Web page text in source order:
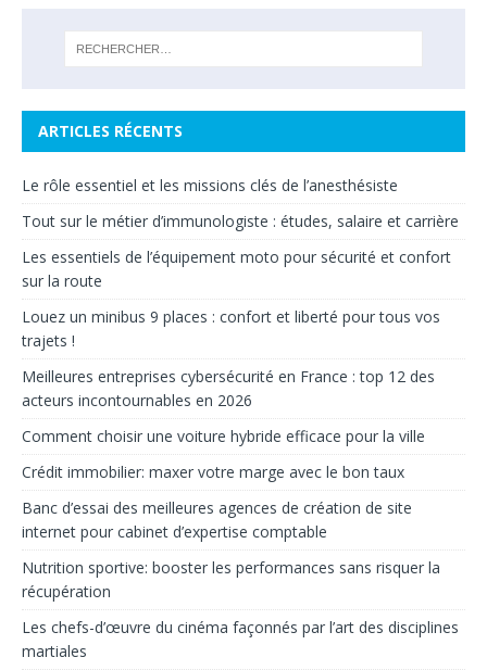
ARTICLES RÉCENTS
Le rôle essentiel et les missions clés de l’anesthésiste
Tout sur le métier d’immunologiste : études, salaire et carrière
Les essentiels de l’équipement moto pour sécurité et confort
sur la route
Louez un minibus 9 places : confort et liberté pour tous vos
trajets !
Meilleures entreprises cybersécurité en France : top 12 des
acteurs incontournables en 2026
Comment choisir une voiture hybride efficace pour la ville
Crédit immobilier: max­er votre marge avec le bon taux
Banc d’essai des meilleures agences de création de site
internet pour cabinet d’expertise comptable
Nutrition sportive: booster les performances sans risquer la
récupération
Les chefs-d’œuvre du cinéma façonnés par l’art des disciplines
martiales